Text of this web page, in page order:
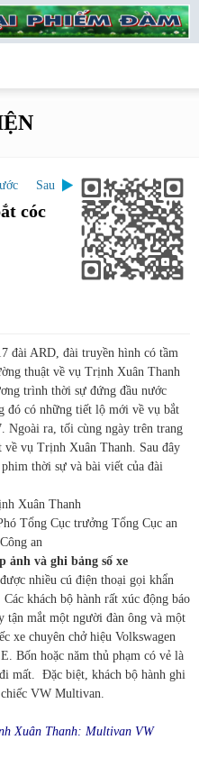
Sau
cóc
đài ARD, đài truyền hình có tầm
thuật về vụ Trịnh Xuân Thanh
trình thời sự đứng đầu nước
đó có những tiết lộ mới về vụ bắt
Ngoài ra, tối cùng ngày trên trang
vụ Trịnh Xuân Thanh. Sau đây
thời sự và bài viết của đài
Tổng Cục trưởng Tổng Cục an
an
ảnh và ghi bảng số xe
nhiều cú điện thoại gọi khẩn
khách bộ hành rất xúc động báo
tận mắt một người đàn ông và một
xe chuyên chở hiệu Volkswagen
Bốn hoặc năm thủ phạm có vẻ là
mất. Đặc biệt, khách bộ hành ghi
VW Multivan.
Xuân Thanh: Multivan VW